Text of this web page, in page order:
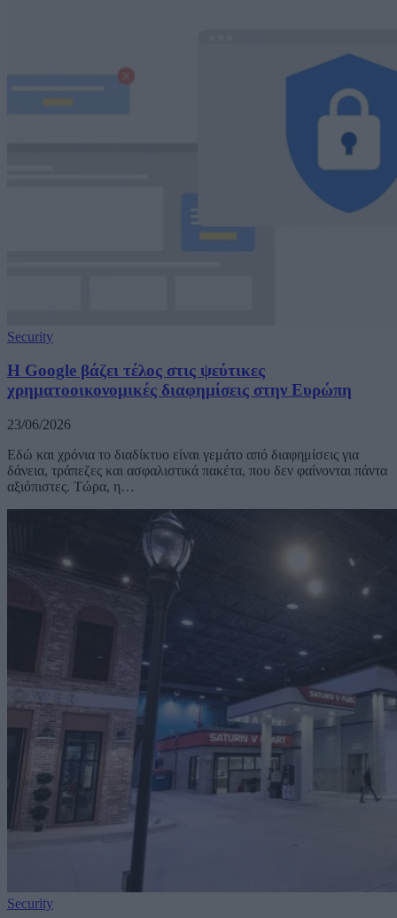
Security
H Google βάζει τέλος στις ψεύτικες
χρηματοοικονομικές διαφημίσεις στην Ευρώπη
23/06/2026
Εδώ και χρόνια το διαδίκτυο είναι γεμάτο από διαφημίσεις για
δάνεια, τράπεζες και ασφαλιστικά πακέτα, που δεν φαίνονται πάντα
αξιόπιστες. Τώρα, η…
Security